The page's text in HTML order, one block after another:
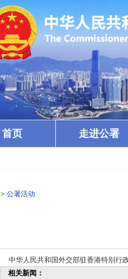
首页 走进公署
> 公署活动
中华人民共和国外交部驻香港特别行
相关新闻：